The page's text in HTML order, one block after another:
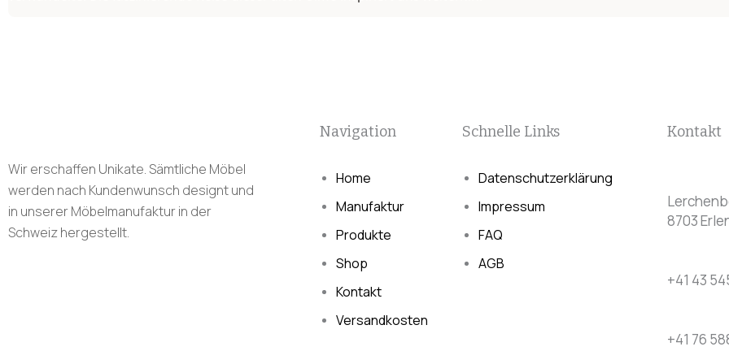
Wir erschaffen Unikate. Sämtliche Möbel
werden nach Kundenwunsch designt und
in unserer Möbelmanufaktur in der
Schweiz hergestellt.
Navigation
Home
Manufaktur
Produkte
Shop
Kontakt
Versandkosten
Schnelle Links
Datenschutzerklärung
Impressum
FAQ
AGB
Kontakt
8703
+41 43
+41 76